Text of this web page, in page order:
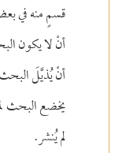
قسمٍ منه في
أنْ لا يكون
أنْ يُذيَّلَ
يخضع البحث
لم يُنشر.